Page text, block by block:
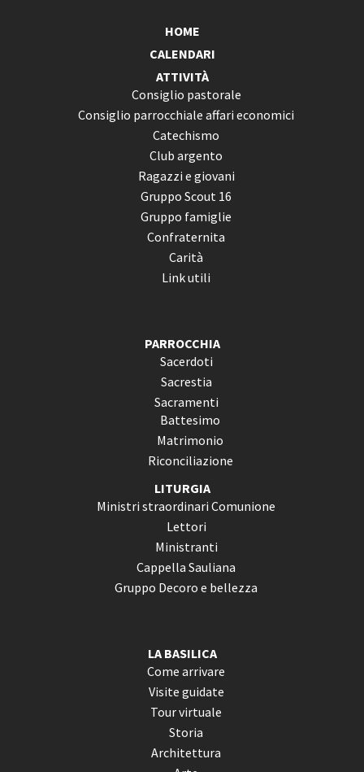
HOME
CALENDARI
ATTIVITÀ
Consiglio pastorale
Consiglio parrocchiale affari economici
Catechismo
Club argento
Ragazzi e giovani
Gruppo Scout 16
Gruppo famiglie
Confraternita
Carità
Link utili
PARROCCHIA
Sacerdoti
Sacrestia
Sacramenti
Battesimo
Matrimonio
Riconciliazione
LITURGIA
Ministri straordinari Comunione
Lettori
Ministranti
Cappella Sauliana
Gruppo Decoro e bellezza
LA BASILICA
Come arrivare
Visite guidate
Tour virtuale
Storia
Architettura